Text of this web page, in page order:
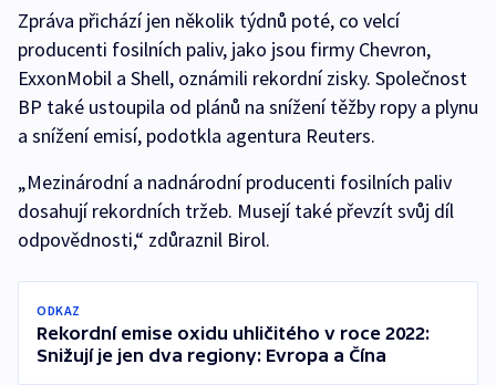
Zpráva přichází jen několik týdnů poté, co velcí
producenti fosilních paliv, jako jsou firmy Chevron,
ExxonMobil a Shell, oznámili rekordní zisky. Společnost
BP také ustoupila od plánů na snížení těžby ropy a plynu
a snížení emisí, podotkla agentura Reuters.
„Mezinárodní a nadnárodní producenti fosilních paliv
dosahují rekordních tržeb. Musejí také převzít svůj díl
odpovědnosti,“ zdůraznil Birol.
ODKAZ
Rekordní emise oxidu uhličitého v roce 2022:
Snižují je jen dva regiony: Evropa a Čína